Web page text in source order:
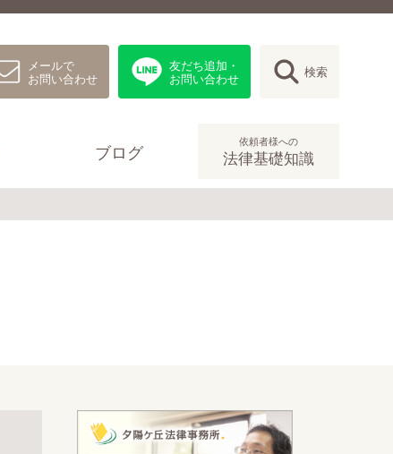
メールで
お問い合わせ
友だち追加・
お問い合わせ 検索
ブログ 依頼者様への
法律基礎知識